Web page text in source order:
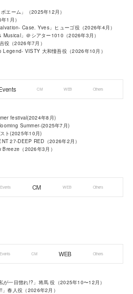
エーム」（2025年12月）
1月）
Case. Yves」ヒューゴ役（2026年4月）
」＠シアター1010（2026年3月）
役（2026年7月）
VISTY 大和憧吾役（2026年10月）
CM WEB Others
festival(2024年8月)
Summer-(2025年7月)
ト(2025年10月)
27-DEEP RED（2026年2月）
（2026年3月）
Events CM WEB Others
Events CM WEB Others
が一目惚れ!?」将馬 役（2025年10〜12月）
春人役（2026年2月）